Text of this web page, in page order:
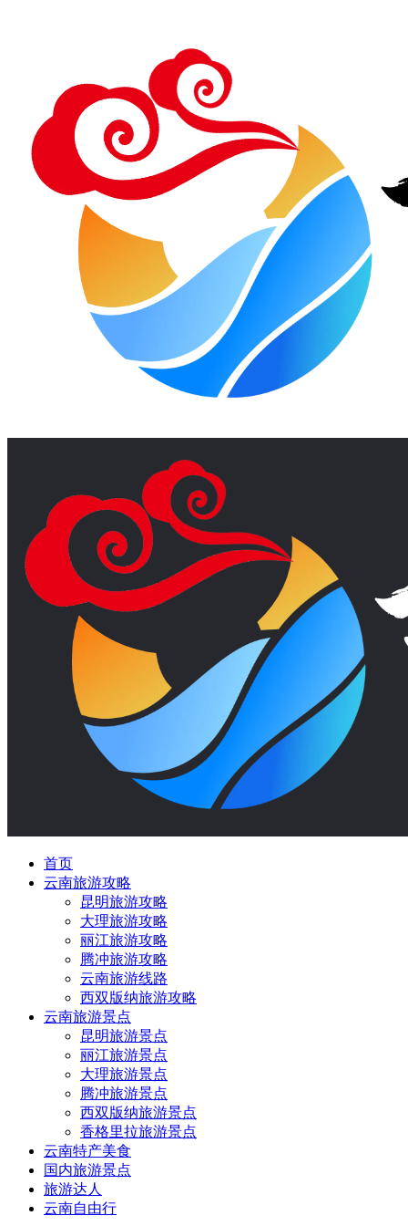
首页
云南旅游攻略
昆明旅游攻略
大理旅游攻略
丽江旅游攻略
腾冲旅游攻略
云南旅游线路
西双版纳旅游攻略
云南旅游景点
昆明旅游景点
丽江旅游景点
大理旅游景点
腾冲旅游景点
西双版纳旅游景点
香格里拉旅游景点
云南特产美食
国内旅游景点
旅游达人
云南自由行